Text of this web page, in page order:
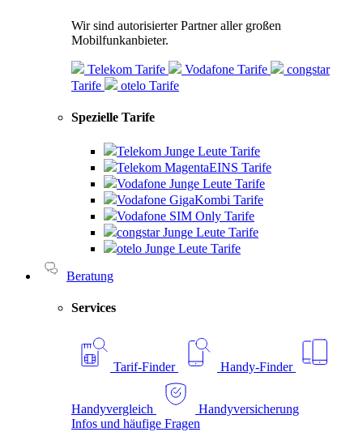
Wir sind autorisierter Partner aller großen
Mobilfunkanbieter.
Telekom Tarife Vodafone Tarife
congstar
Tarife
otelo Tarife
Spezielle Tarife
Telekom Junge Leute Tarife
Telekom MagentaEINS Tarife
Vodafone Junge Leute Tarife
Vodafone GigaKombi Tarife
Vodafone SIM Only Tarife
congstar Junge Leute Tarife
otelo Junge Leute Tarife
Beratung
Services
Tarif-Finder Handy-Finder
Handyvergleich
Handyversicherung
Infos und häufige Fragen